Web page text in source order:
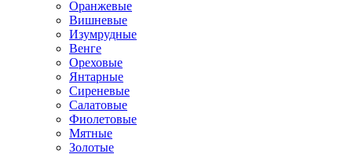
Оранжевые
Вишневые
Изумрудные
Венге
Ореховые
Янтарные
Сиреневые
Салатовые
Фиолетовые
Мятные
Золотые